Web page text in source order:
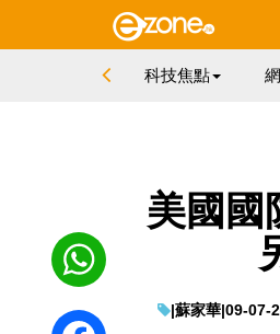
科技焦點
美國
|蘇家華|09-07-
WhatsApp